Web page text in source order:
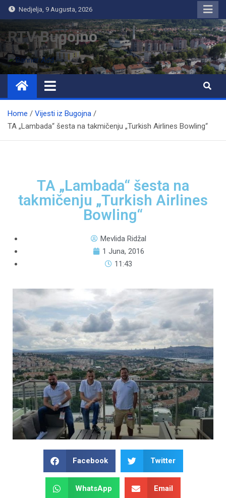
Nedjelja, 9 Augusta, 2026
RTV Bugojno
Home
Vijesti iz Bugojna
TA „Lambada“ šesta na takmičenju „Turkish Airlines Bowling“
TA „Lambada“ šesta na
takmičenju „Turkish Airlines
Bowling“
Mevlida Ridžal
1 Juna, 2016
11:43
Facebook Twitter
WhatsApp Email